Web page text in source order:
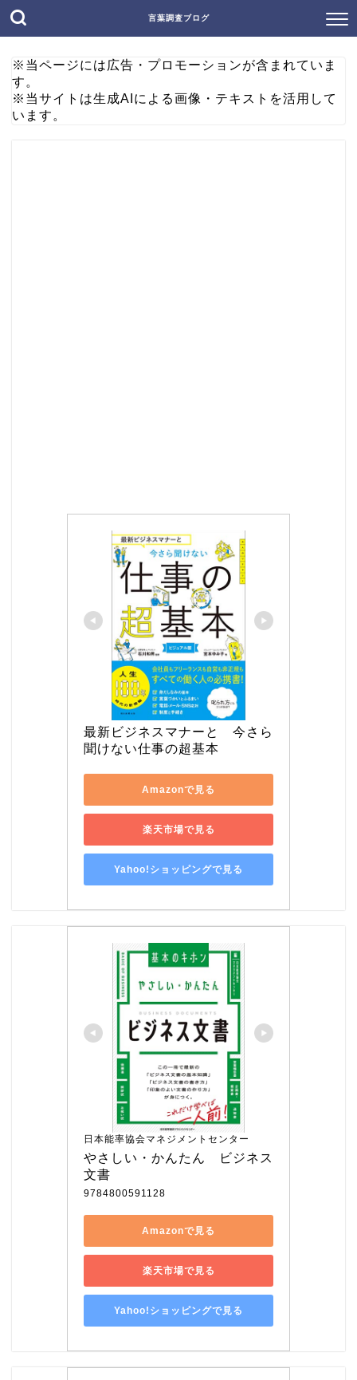
言葉調査ブログ
※当ページには広告・プロモーションが含まれていま
す。
※当サイトは生成AIによる画像・テキストを活用して
います。
最新ビジネスマナーと　今さら
聞けない仕事の超基本
Amazonで見る
楽天市場で見る
Yahoo!ショッピングで見る
日本能率協会マネジメントセンター
やさしい・かんたん　ビジネス
文書
9784800591128
Amazonで見る
楽天市場で見る
Yahoo!ショッピングで見る